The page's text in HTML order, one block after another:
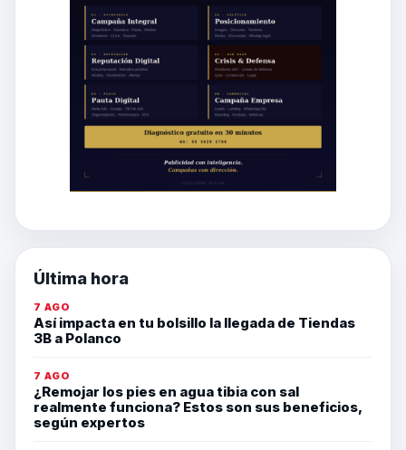
Última hora
7 AGO
Así impacta en tu bolsillo la llegada de Tiendas
3B a Polanco
7 AGO
¿Remojar los pies en agua tibia con sal
realmente funciona? Estos son sus beneficios,
según expertos